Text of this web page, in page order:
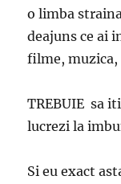
o limba
deajuns ce ai
filme,
TREBUIE sa
lucrezi la
Si eu exact